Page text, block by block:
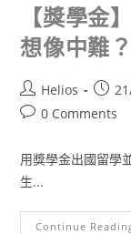
【獎學金
想像中難
Helios
0 Comments
用獎學金出國留學
生...
Continue